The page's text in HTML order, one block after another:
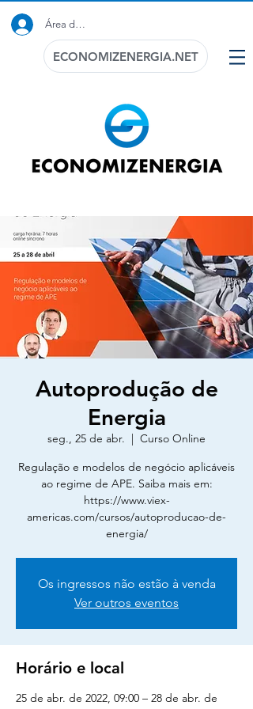
Área do Cliente
ECONOMIZENERGIA.NET
Autoprodução de
Energia
seg., 25 de abr.
  |
Curso Online
Regulação e modelos de negócio aplicáveis
ao regime de APE. Saiba mais em:
https://www.viex-
americas.com/cursos/autoproducao-de-
energia/
Os ingressos não estão à venda
Ver outros eventos
Horário e local
25 de abr. de 2022, 09:00 – 28 de abr. de